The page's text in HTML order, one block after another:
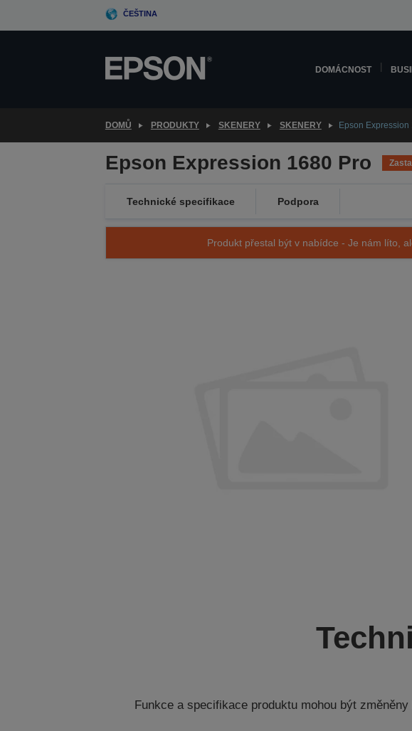
ČEŠTINA
DOMÁCNOST
DOMŮ PRODUKTY SKENERY SKENERY Epson Expression
Epson Expression 1680 Pro
Technické specifikace Podpora
Produkt přestal být v nabídce - Je nám líto,
Funkce a specifikace produktu mohou být